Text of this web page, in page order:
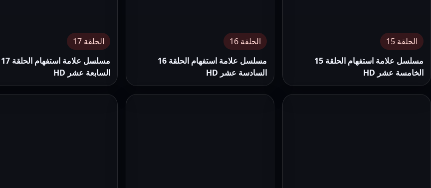
الحلقة 15
مسلسل علامة استفهام الحلقة 15
الخامسة عشر HD
الحلقة 16
مسلسل علامة استفهام الحلقة 16
السادسة عشر HD
الحلقة 17
مسلسل علامة استفهام الحلقة 17
السابعة عشر HD